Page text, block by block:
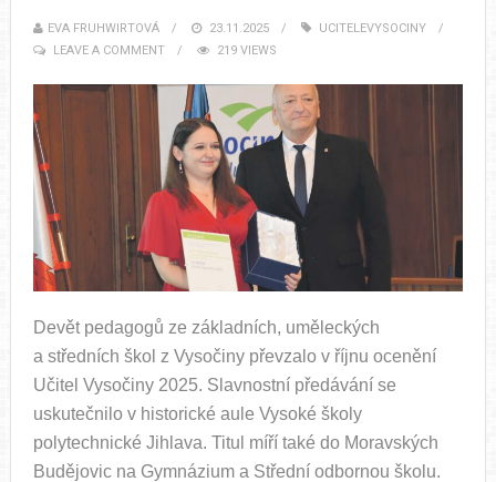
EVA FRUHWIRTOVÁ 23.11.2025
UCITELEVYSOCINY
LEAVE A COMMENT
219 VIEWS
Devět pedagogů ze základních, uměleckých
a středních škol z Vysočiny převzalo v říjnu ocenění
Učitel Vysočiny 2025. Slavnostní předávání se
uskutečnilo v historické aule Vysoké školy
polytechnické Jihlava. Titul míří také do Moravských
Budějovic na Gymnázium a Střední odbornou školu.